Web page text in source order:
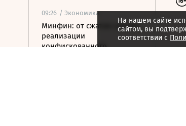
09:26 / Экономика
Минфин: от сжатия сроков
реализации
конфискованного
На нашем сайте
сайтом, вы
соответствии с